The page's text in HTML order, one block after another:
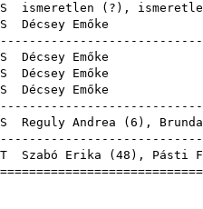
ismeretlen (?),
Reguly Andrea ( 6 ),
Szabó Erika ( 48 ), Pásti